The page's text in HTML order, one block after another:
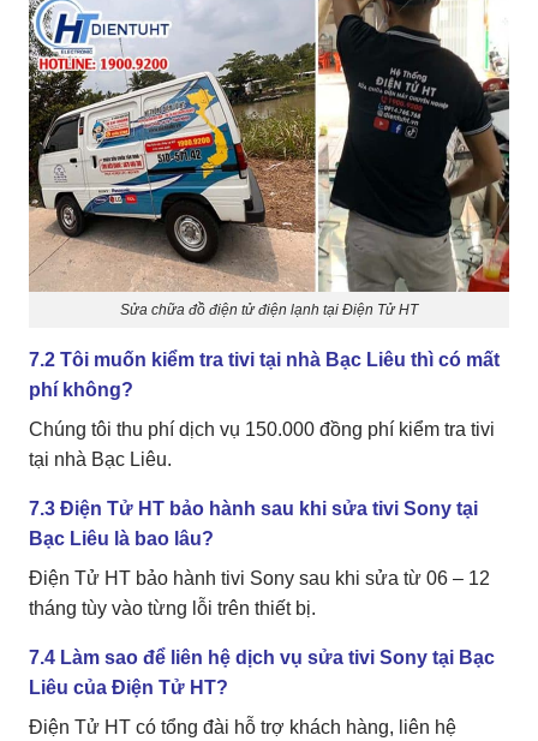
Sửa chữa đồ điện tử điện lạnh tại Điện Tử HT
7.2 Tôi muốn kiểm tra tivi tại nhà Bạc Liêu thì có mất
phí không?
Chúng tôi thu phí dịch vụ 150.000 đồng phí kiểm tra tivi
tại nhà Bạc Liêu.
7.3 Điện Tử HT bảo hành sau khi sửa tivi Sony tại
Bạc Liêu là bao lâu?
Điện Tử HT bảo hành tivi Sony sau khi sửa từ 06 – 12
tháng tùy vào từng lỗi trên thiết bị.
7.4 Làm sao để liên hệ dịch vụ sửa tivi Sony tại Bạc
Liêu của Điện Tử HT?
Điện Tử HT có tổng đài hỗ trợ khách hàng, liên hệ